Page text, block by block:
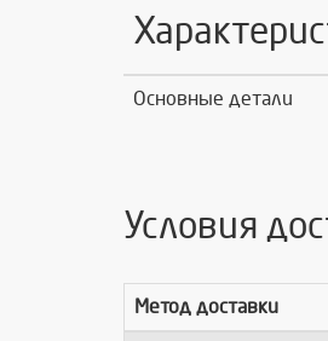
Основные детали
Условия
Метод доставки